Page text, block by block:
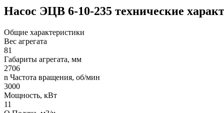
Насос ЭЦВ 6-10-235 технические
Общие характеристики
Вес агрегата
81
Габариты агрегата, мм
2706
n Частота вращения, об/мин
3000
Мощность, кВт
11